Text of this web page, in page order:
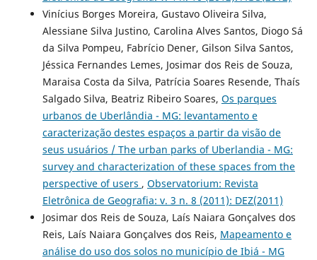
Vinícius Borges Moreira, Gustavo Oliveira Silva,
Alessiane Silva Justino, Carolina Alves Santos, Diogo Sá
da Silva Pompeu, Fabrício Dener, Gilson Silva Santos,
Jéssica Fernandes Lemes, Josimar dos Reis de Souza,
Maraisa Costa da Silva, Patrícia Soares Resende, Thaís
Salgado Silva, Beatriz Ribeiro Soares, Os parques
urbanos de Uberlândia - MG: levantamento e
caracterização destes espaços a partir da visão de
seus usuários / The urban parks of Uberlandia - MG:
survey and characterization of these spaces from the
perspective of users , Observatorium: Revista
Eletrônica de Geografia: v. 3 n. 8 (2011): DEZ(2011)
Josimar dos Reis de Souza, Laís Naiara Gonçalves dos
Reis, Laís Naiara Gonçalves dos Reis, Mapeamento e
análise do uso dos solos no município de Ibiá - MG